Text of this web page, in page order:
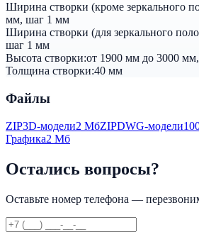
Ширина створки (кроме зеркального
мм, шаг 1 мм
Ширина створки (для зеркального
шаг 1 мм
Высота створки:от 1900 мм до 3000
Толщина створки:40 мм
Файлы
ZIP3D-модели2 МбZIPDWG-модели
Графика2 Мб
Остались вопросы?
Оставьте номер телефона —